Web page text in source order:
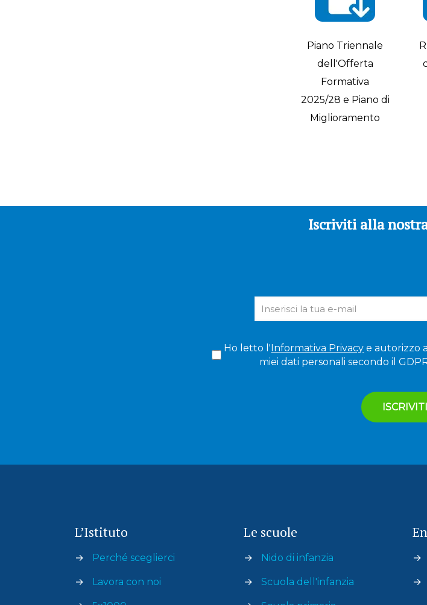
Piano Triennale
dell'Offerta
Formativa
2025/28 e Piano di
Miglioramento
Iscriviti alla
Ho letto l'Informativa Privacy e autorizzo
miei dati personali secondo il
L’Istituto
→ Perché sceglierci
→ Lavora con noi
Le scuole
→ Nido di infanzia
→ Scuola dell'infanzia
→
→